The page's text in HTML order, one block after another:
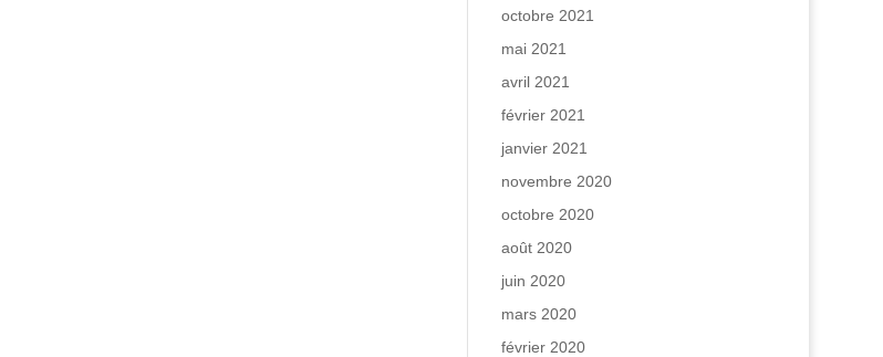
octobre 2021
mai 2021
avril 2021
février 2021
janvier 2021
novembre 2020
octobre 2020
août 2020
juin 2020
mars 2020
février 2020